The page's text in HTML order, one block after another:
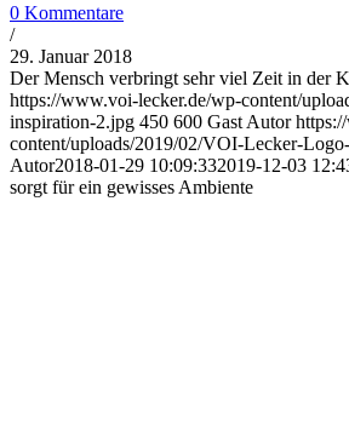
0 Kommentare
/
29. Januar 2018
Der Mensch verbringt sehr viel Zeit in der
https://www.voi-lecker.de/wp-content/
inspiration-2.jpg 450 600 Gast Autor
content/uploads/2019/02/VOI-Lecker-
Autor2018-01-29 10:09:332019-12-03
sorgt für ein gewisses Ambiente